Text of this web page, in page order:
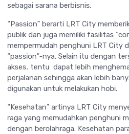
sebagai sarana berbisnis.
“Passion” berarti LRT City
publik dan juga memiliki fasilitas
mempermudah penghuni LRT City
“passion”-nya. Selain itu dengan
akses, tentu dapat lebih
perjalanan sehingga akan lebih
digunakan untuk melakukan hobi.
“Kesehatan” artinya LRT City
raga yang memudahkan penghuni
dengan berolahraga. Kesehatan